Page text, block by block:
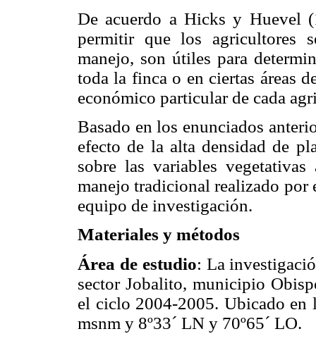
De acuerdo a Hicks y Huevel
permitir que los agricultores
manejo, son útiles para
toda la finca o en ciertas áreas
económico particular de cada
Basado en los enunciados
efecto de la alta densidad de
sobre las variables
manejo tradicional realizado
equipo de investigación.
Materiales y métodos
Área de estudio: La
sector Jobalito, municipio
el ciclo 2004-2005. Ubicado en
msnm y 8º33´ LN y 70º65´ LO.